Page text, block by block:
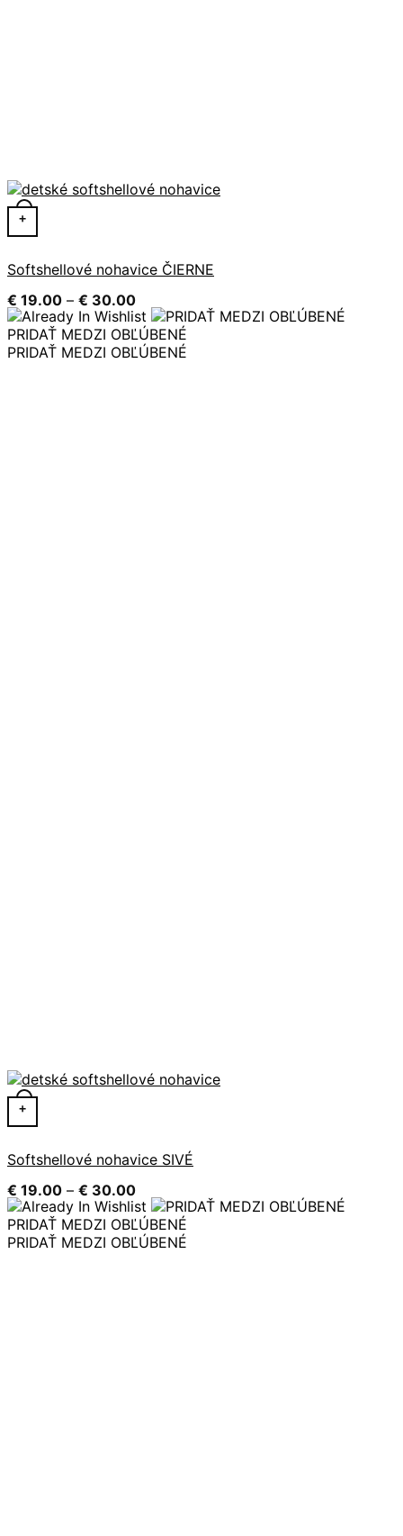
+
Tento produkt má viacero variantov. Možnosti si môžete
Softshellové nohavice ČIERNE
€ 19.00 – € 30.00Price
range:
€ 19.00
through
€ 30.00
PRIDAŤ MEDZI OBĽÚBENÉ
PRIDAŤ MEDZI OBĽÚBENÉ
+
Tento produkt má viacero variantov. Možnosti si môžete
Softshellové nohavice SIVÉ
€ 19.00 – € 30.00Price
range:
€ 19.00
through
€ 30.00
PRIDAŤ MEDZI OBĽÚBENÉ
PRIDAŤ MEDZI OBĽÚBENÉ